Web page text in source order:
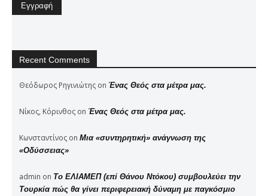
Recent Comments
Θεόδωρος Ρηγινιώτης on Ένας Θεός στα μέτρα μας.
Νίκος, Κόρινθος on Ένας Θεός στα μέτρα μας.
Κωνσταντίνος on Μια «συντηρητική» ανάγνωση της
«Οδύσσειας»
admin on Το ΕΛΙΑΜΕΠ (επί Θάνου Ντόκου) συμβουλεύει την
Τουρκία πώς θα γίνει περιφερειακή δύναμη με παγκόσμιο